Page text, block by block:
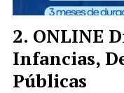
ONLINE
Infancias,
Públicas